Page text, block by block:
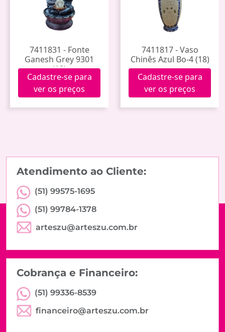
7411831 - Fonte
Ganesh Grey 9301
(12)
Cadastre-se para
ver os preços
7411817 - Vaso
Chinês Azul Bo-4 (18)
Cadastre-se para
ver os preços
Atendimento ao Cliente:
(51) 99575-1695
(51) 99784-1378
arteszu@arteszu.com.br
Cobrança e Financeiro:
(51) 99336-8539
financeiro@arteszu.com.br